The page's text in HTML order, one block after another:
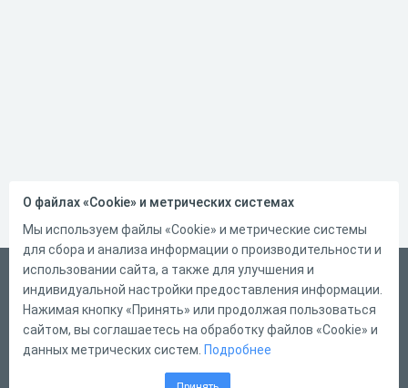
Русский
Справка
Форма обратной связи
О файлах «Cookie» и метрических системах
Мы используем файлы «Cookie» и метрические системы
для сбора и анализа информации о производительности и
использовании сайта, а также для улучшения и
индивидуальной настройки предоставления информации.
Нажимая кнопку «Принять» или продолжая пользоваться
сайтом, вы соглашаетесь на обработку файлов «Cookie» и
данных метрических систем. Подробнее